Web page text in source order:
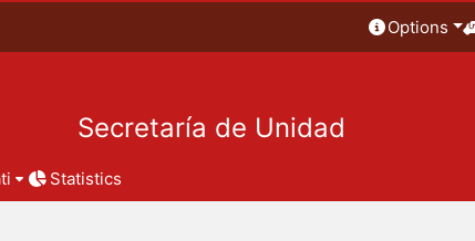
Options
Secretaría de Unidad
Statistics